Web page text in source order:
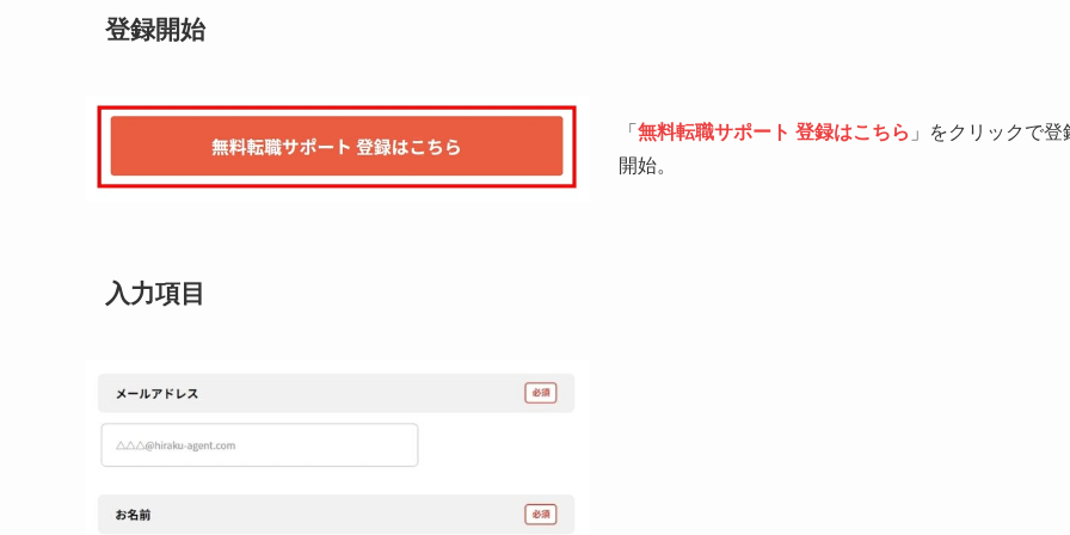
登録開始
「 無料転職サポート 登録はこちら 」をクリックで登
開始。
入力項目